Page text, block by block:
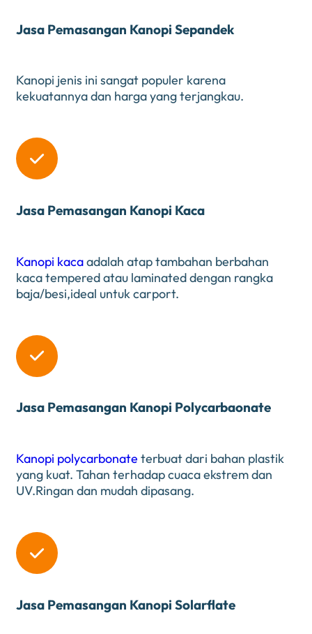
Jasa Pemasangan Kanopi Sepandek
Kanopi jenis ini sangat populer karena
kekuatannya dan harga yang terjangkau.

Jasa Pemasangan Kanopi Kaca
Kanopi kacaadalah atap tambahan berbahan
kaca tempered atau laminated dengan rangka
baja/besi,ideal untuk carport.

Jasa Pemasangan Kanopi Polycarbaonate
Kanopi polycarbonate terbuat dari bahan plastik
yang kuat. Tahan terhadap cuaca ekstrem dan
UV.Ringan dan mudah dipasang.

Jasa Pemasangan Kanopi Solarflate